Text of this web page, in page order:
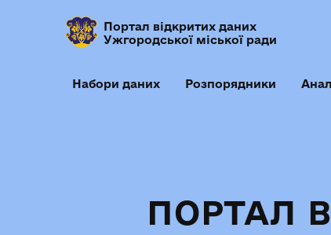
Портал відкритих даних
Ужгородської міської ради
Набори даних Розпорядники
ПОРТАЛ